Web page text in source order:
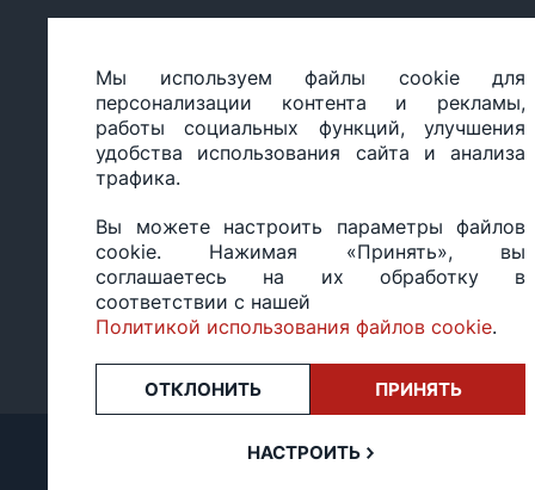
ООО «БИГ СТАР», УНП 490986593
Юридический адрес: 220035, Республика Беларусь,
ул.Тимирязева 65Б, оф.1107Б
Свидетельство о государственной регистрации:
14.03.2017.
Регистрация в Торговом реестре: №494648 от
Заказы, оформленные в рабочий день после 18:00, а
или праздники, обрабатываются на следующий
Оценка 4,4★★★★★на основе 13 отзывов.
Мы используем файлы cookie для
персонализации контента и рекламы,
работы социальных функций, улучшения
удобства использования сайта и анализа
трафика.
Вы можете настроить параметры файлов
cookie. Нажимая «Принять», вы
соглашаетесь на их обработку в
соответствии с нашей
Политикой использования файлов cookie.
ОТКЛОНИТЬ ПРИНЯТЬ
НАСТРОИТЬ